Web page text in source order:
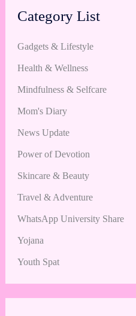
Category List
Gadgets & Lifestyle
Health & Wellness
Mindfulness & Selfcare
Mom's Diary
News Update
Power of Devotion
Skincare & Beauty
Travel & Adventure
WhatsApp University Share
Yojana
Youth Spat